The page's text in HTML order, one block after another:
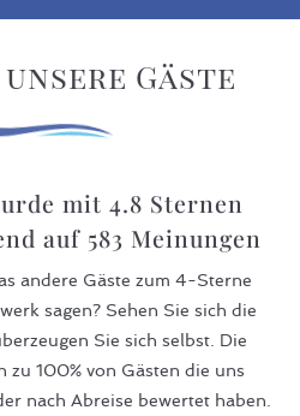
unsere Gäste
mit 4.8 Sternen
auf 583 Meinungen
andere Gäste zum 4-Sterne
sagen? Sehen Sie sich die
Sie sich selbst. Die
zu 100% von Gästen die uns
nach Abreise bewertet haben.